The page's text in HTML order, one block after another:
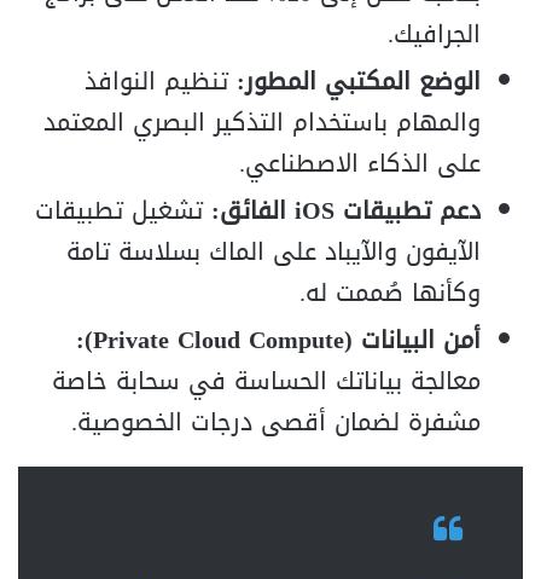
الجرافيك.
الوضع المكتبي المطور:تنظيم النوافذ
والمهام باستخدام التذكير البصري المعتمد
على الذكاء الاصطناعي.
دعم تطبيقات iOS الفائق:
تشغيل تطبيقات
الآيفون والآيباد على الماك بسلاسة تامة
وكأنها صُممت له.
أمن البيانات (Private Cloud Compute):
معالجة بياناتك الحساسة في سحابة خاصة
مشفرة لضمان أقصى درجات الخصوصية.